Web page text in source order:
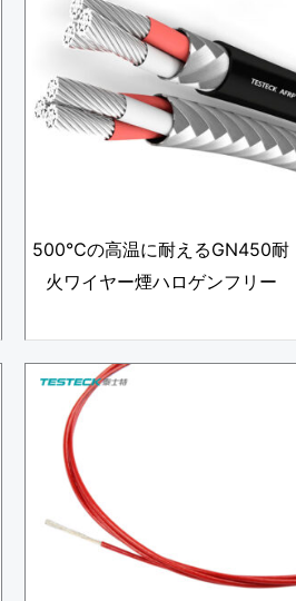
500℃の高温に耐えるGN450耐
火ワイヤー煙ハロゲンフリー